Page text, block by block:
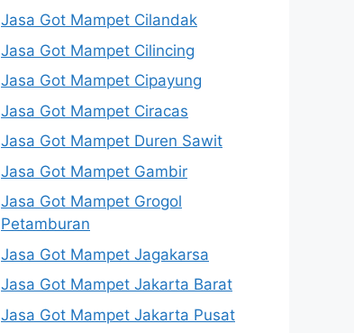
Jasa Got Mampet Cilandak
Jasa Got Mampet Cilincing
Jasa Got Mampet Cipayung
Jasa Got Mampet Ciracas
Jasa Got Mampet Duren Sawit
Jasa Got Mampet Gambir
Jasa Got Mampet Grogol
Petamburan
Jasa Got Mampet Jagakarsa
Jasa Got Mampet Jakarta Barat
Jasa Got Mampet Jakarta Pusat